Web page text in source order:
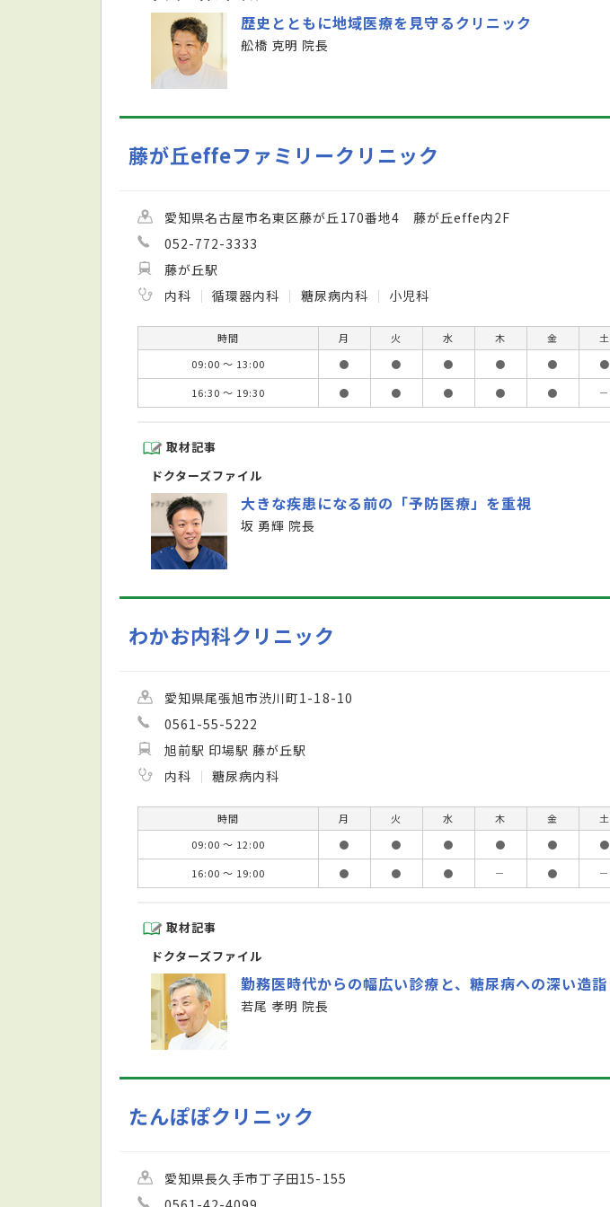
歴史とともに地域医療を見守るクリニック
舩橋 克明 院長
藤が丘effeファミリークリニック
愛知県名古屋市名東区藤が丘170番地4 藤が丘effe内2F
052-772-3333
藤が丘駅
内科
循環器内科 糖尿病内科 小児科
時間 月 火 水 木 金 土
09:00 ～ 13:00
● ● ● ● ● ●
16:30 ～ 19:30
● ● ● ● ● －
取材記事
ドクターズファイル
大きな疾患になる前の「予防医療」を重視
坂 勇輝 院長
わかお内科クリニック
愛知県尾張旭市渋川町1-18-10
0561-55-5222
旭前駅 印場駅 藤が丘駅
内科
糖尿病内科
時間 月 火 水 木 金 土
09:00 ～ 12:00
● ● ● ● ● ●
16:00 ～ 19:00
● ● ● － ● －
取材記事
ドクターズファイル
勤務医時代からの幅広い診療と、糖尿病への深い造詣
若尾 孝明 院長
たんぽぽクリニック
愛知県長久手市丁子田15-155